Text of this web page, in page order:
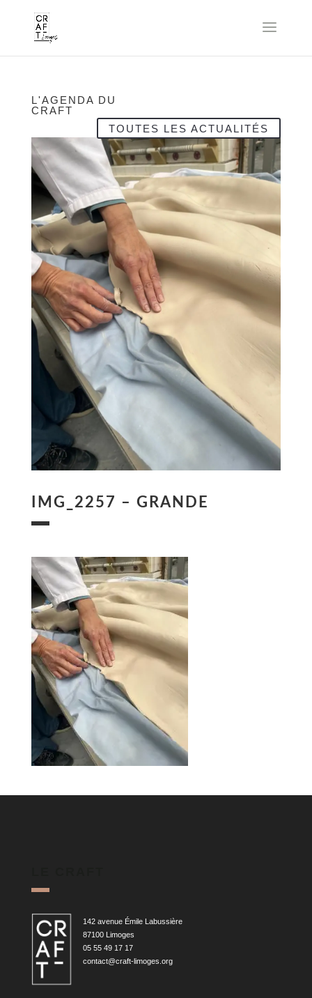
L'AGENDA DU
CRAFT
TOUTES LES ACTUALITÉS
IMG_2257 – GRANDE
142 avenue Émile Labussière
87100 Limoges
05 55 49 17 17
contact@craft-limoges.org